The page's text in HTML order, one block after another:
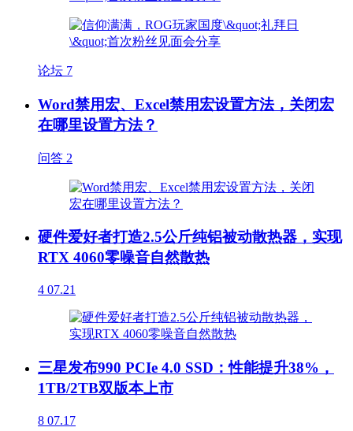
论坛 7
Word禁用宏、Excel禁用宏设置方法，关闭宏
在哪里设置方法？
问答 2
硬件爱好者打造2.5公斤纯铝被动散热器，实现
RTX 4060零噪音自然散热
4 07.21
三星发布990 PCIe 4.0 SSD：性能提升38%，
1TB/2TB双版本上市
8 07.17